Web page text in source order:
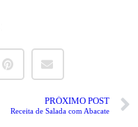
PRÓXIMO POST
Receita de Salada com Abacate